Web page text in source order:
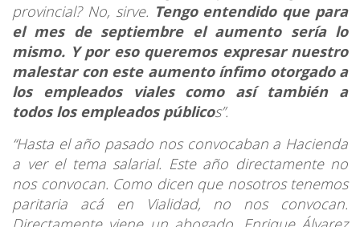
provincial? No, sirve. Tengo entendido que para
el mes de septiembre el aumento sería lo
mismo. Y por eso queremos expresar nuestro
malestar con este aumento ínfimo otorgado a
los empleados viales como así también a
todos los empleados públicos”.
“Hasta el año pasado nos convocaban a Hacienda
a ver el tema salarial. Este año directamente no
nos convocan. Como dicen que nosotros tenemos
paritaria acá en Vialidad, no nos convocan.